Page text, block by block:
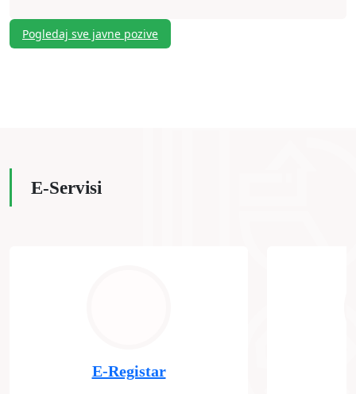
Pogledaj sve javne pozive
E-Servisi
E-Registar